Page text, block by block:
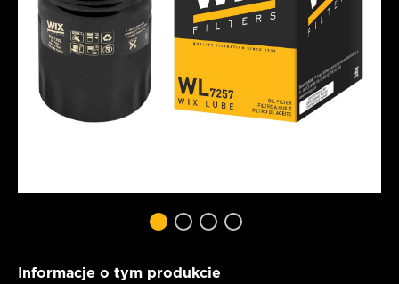
Informacje o tym produkcie